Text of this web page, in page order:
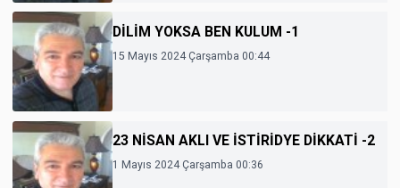
DİLİM YOKSA BEN KULUM -1
15 Mayıs 2024 Çarşamba 00:44
23 NİSAN AKLI VE İSTİRİDYE DİKKATİ -2
1 Mayıs 2024 Çarşamba 00:36